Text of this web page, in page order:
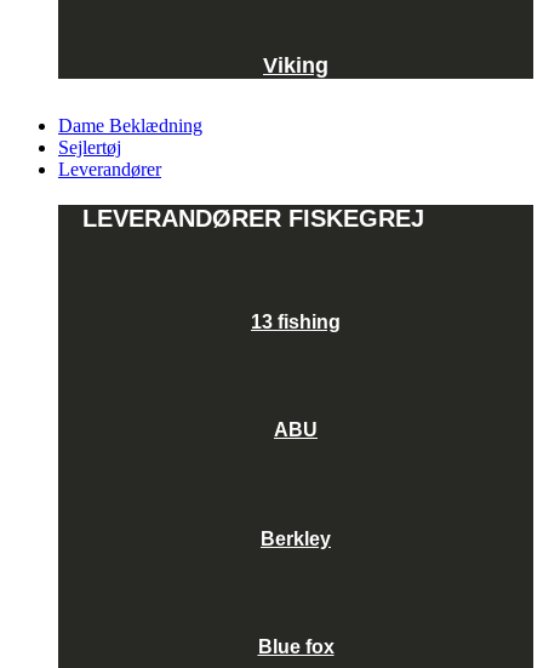
Viking
Dame Beklædning
Sejlertøj
Leverandører
LEVERANDØRER FISKEGREJ
13 fishing
ABU
Berkley
Blue fox